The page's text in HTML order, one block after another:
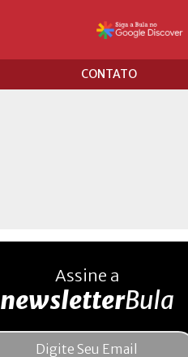
CONTATO
Assine a
newsletterBula